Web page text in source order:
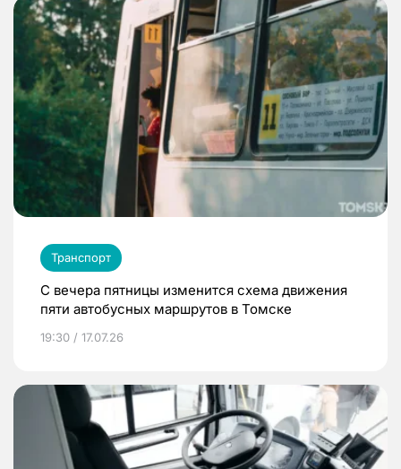
Транспорт
С вечера пятницы изменится схема движения
пяти автобусных маршрутов в Томске
19:30 / 17.07.26